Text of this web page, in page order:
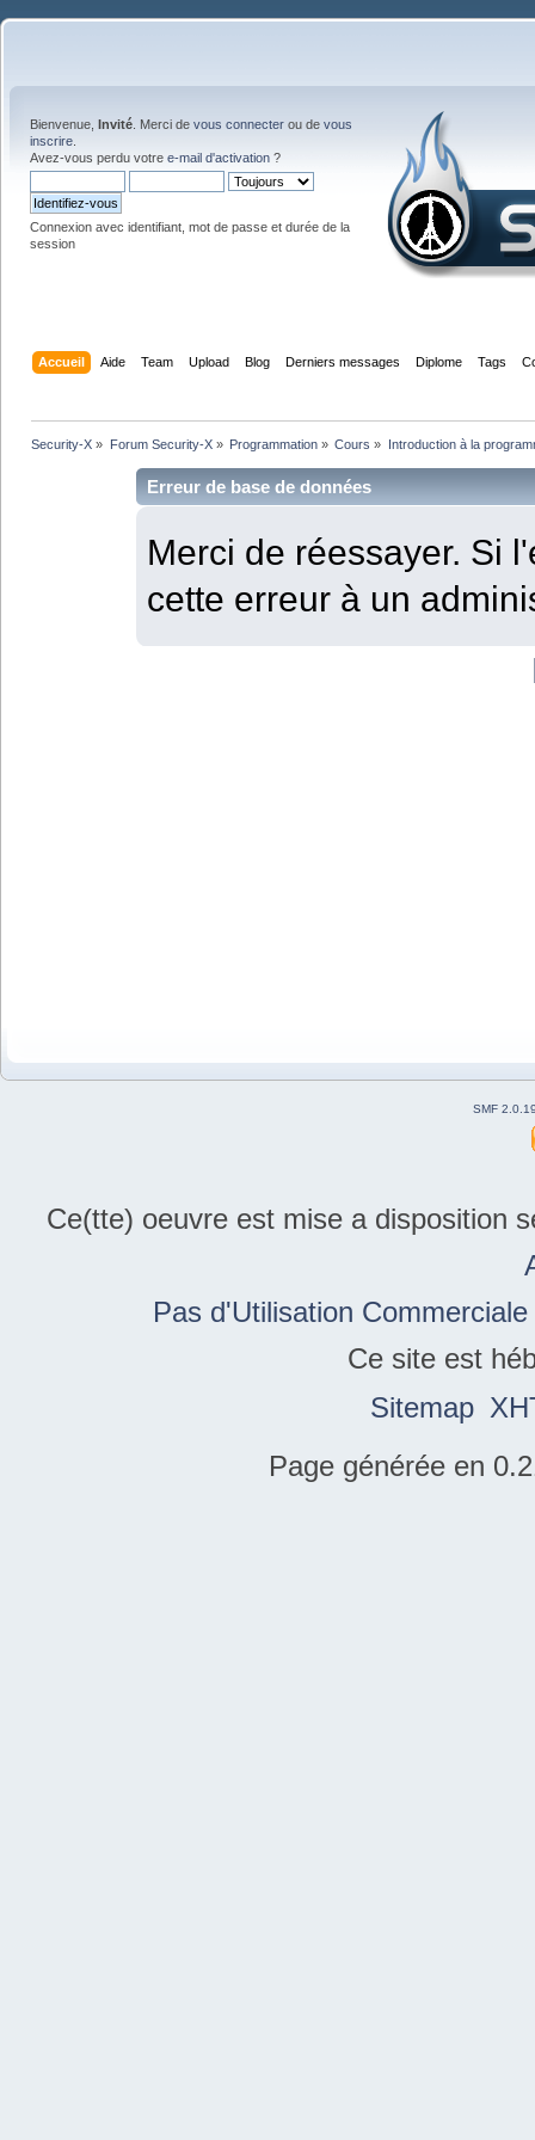
Bienvenue, Invité . Merci de vous connecter ou de vous
inscrire
Avez-vous perdu votre e-mail d'activation ?
Connexion avec identifiant, mot de passe et durée de la
session
Accueil Aide Team Upload Blog Derniers messages Diplome Tags
Security-X » Forum Security-X» Programmation» Cours » Introduction à la
Erreur de base de données
Merci de réessayer. Si
cette erreur à un
SMF
Ce(tte) oeuvre est mise a disposition
Pas d'Utilisation
Ce site est
Sitemap
Page générée en